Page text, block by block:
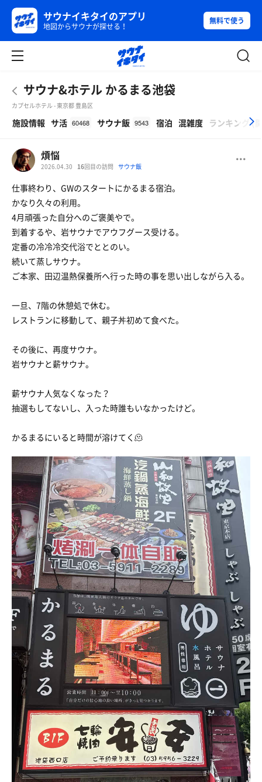
サウナイキタイのアプリ
地図からサウナが探せる！
無料で使う
サウナ&ホテル かるまる池袋
カプセルホテル - 東京都 豊島区
施設情報 サ活 60468 サウナ飯 9543 宿泊 混雑度 ランキング(
煩悩
2026.04.30 16回目の訪問 サウナ飯
仕事終わり、GWのスタートにかるまる宿泊。
かなり久々の利用。
4月頑張った自分へのご褒美やで。
到着するや、岩サウナでアウフグース受ける。
定番の冷冷冷交代浴でととのい。
続いて蒸しサウナ。
ご本家、田辺温熱保養所へ行った時の事を思い出しながら入る。
一旦、7階の休憩処で休む。
レストランに移動して、親子丼初めて食べた。
その後に、再度サウナ。
岩サウナと薪サウナ。
薪サウナ人気なくなった？
抽選もしてないし、入った時誰もいなかったけど。
かるまるにいると時間が溶けてく🫠